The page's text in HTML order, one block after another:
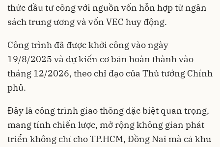
thức đầu tư công với nguồn vốn hỗn hợp từ ngân
sách trung ương và vốn VEC huy động.
Công trình đã được khởi công vào ngày
19/8/2025 và dự kiến cơ bản hoàn thành vào
tháng 12/2026, theo chỉ đạo của Thủ tướng Chính
phủ.
Đây là công trình giao thông đặc biệt quan trọng,
mang tính chiến lược, mở rộng không gian phát
triển không chỉ cho TP.HCM, Đồng Nai mà cả khu